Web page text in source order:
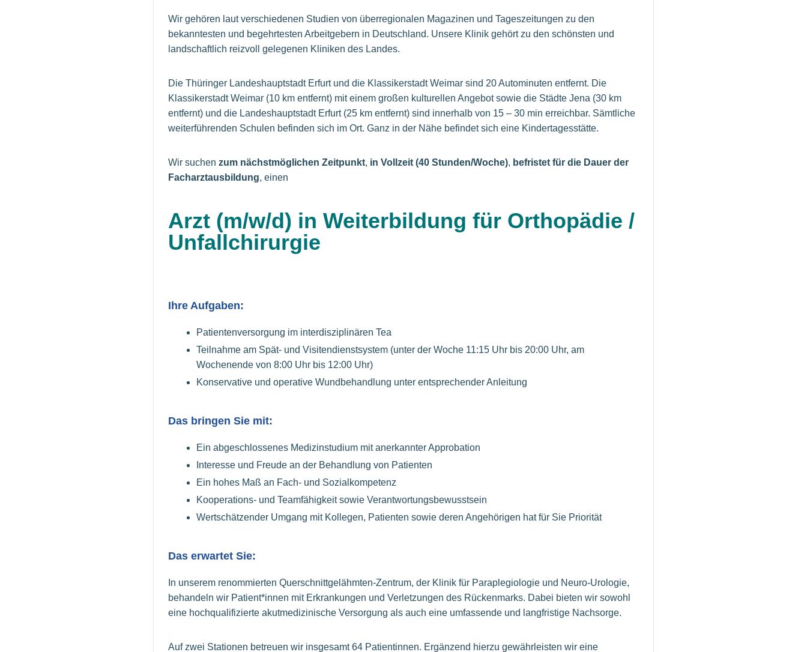
Wir gehören laut verschiedenen Studien von überregionalen Magazinen und Tageszeitungen zu den
bekanntesten und begehrtesten Arbeitgebern in Deutschland. Unsere Klinik gehört zu den schönsten und
landschaftlich reizvoll gelegenen Kliniken des Landes.
Die Thüringer Landeshauptstadt Erfurt und die Klassikerstadt Weimar sind 20 Autominuten entfernt. Die
Klassikerstadt Weimar (10 km entfernt) mit einem großen kulturellen Angebot sowie die Städte Jena (30 km
entfernt) und die Landeshauptstadt Erfurt (25 km entfernt) sind innerhalb von 15 – 30 min erreichbar. Sämtliche
weiterführenden Schulen befinden sich im Ort. Ganz in der Nähe befindet sich eine Kindertagesstätte.
Wir suchen zum nächstmöglichen Zeitpunkt, in Vollzeit (40 Stunden/Woche), befristet für die Dauer der
Facharztausbildung, einen
Arzt (m/w/d) in Weiterbildung für Orthopädie /
Unfallchirurgie
Ihre Aufgaben:
Patientenversorgung im interdisziplinären Tea
Teilnahme am Spät- und Visitendienstsystem (unter der Woche 11:15 Uhr bis 20:00 Uhr, am
Wochenende von 8:00 Uhr bis 12:00 Uhr)
Konservative und operative Wundbehandlung unter entsprechender Anleitung
Das bringen Sie mit:
Ein abgeschlossenes Medizinstudium mit anerkannter Approbation
Interesse und Freude an der Behandlung von Patienten
Ein hohes Maß an Fach- und Sozialkompetenz
Kooperations- und Teamfähigkeit sowie Verantwortungsbewusstsein
Wertschätzender Umgang mit Kollegen, Patienten sowie deren Angehörigen hat für Sie Priorität
Das erwartet Sie:
In unserem renommierten Querschnittgelähmten-Zentrum, der Klinik für Paraplegiologie und Neuro-Urologie,
behandeln wir Patient*innen mit Erkrankungen und Verletzungen des Rückenmarks. Dabei bieten wir sowohl
eine hochqualifizierte akutmedizinische Versorgung als auch eine umfassende und langfristige Nachsorge.
Auf zwei Stationen betreuen wir insgesamt 64 Patientinnen. Ergänzend hierzu gewährleisten wir eine